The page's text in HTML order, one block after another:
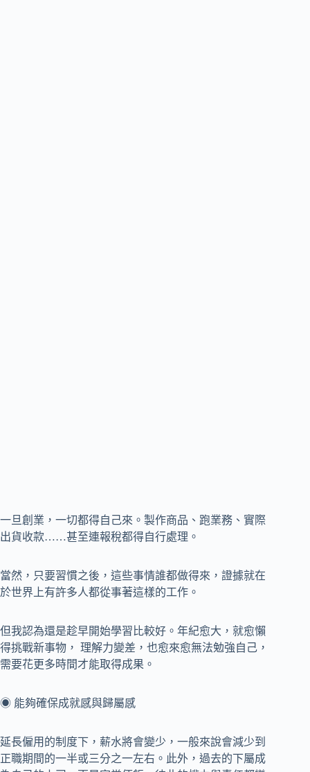
一旦創業，一切都得自己來。製作商品、跑業務、實際
出貨收款……甚至連報稅都得自行處理。
當然，只要習慣之後，這些事情誰都做得來，證據就在
於世界上有許多人都從事著這樣的工作。
但我認為還是趁早開始學習比較好。年紀愈大，就愈懶
得挑戰新事物， 理解力變差，也愈來愈無法勉強自己，
需要花更多時間才能取得成果。
◉ 能夠確保成就感與歸屬感
延長僱用的制度下，薪水將會變少，一般來說會減少到
正職期間的一半或三分之一左右。此外，過去的下屬成